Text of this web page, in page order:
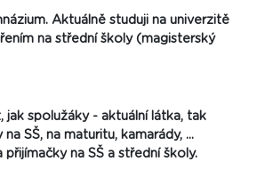
Aktuálně studuji na univerzitě
na střední školy (magisterský
jak spolužáky - aktuální látka, tak
SŠ, na maturitu, kamarády, ...
přijímačky na SŠ a střední školy.